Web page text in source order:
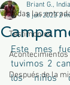
Todas las
Testimonios
Acontecimientos
Después de la
Briant G., India
8 jun 2023 2
Este mes
tuvimos 2
los niños